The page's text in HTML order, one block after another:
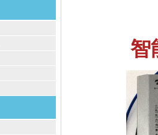
智